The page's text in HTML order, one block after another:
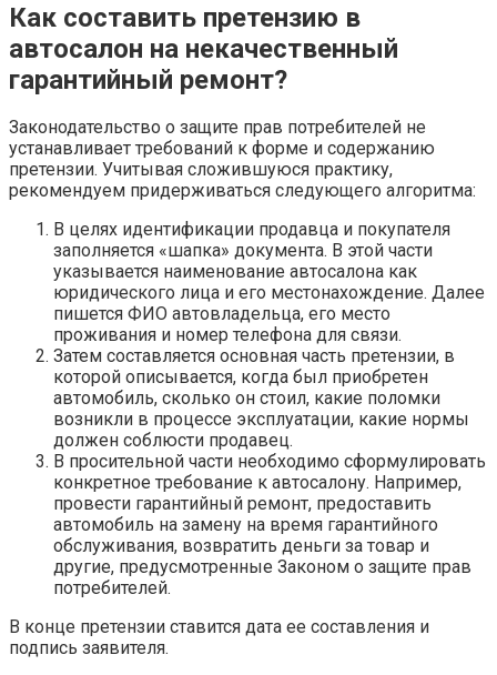
Как составить претензию в
автосалон на некачественный
гарантийный ремонт?
Законодательство о защите прав потребителей не
устанавливает требований к форме и содержанию
претензии. Учитывая сложившуюся практику,
рекомендуем придерживаться следующего алгоритма:
В целях идентификации продавца и покупателя
заполняется «шапка» документа. В этой части
указывается наименование автосалона как
юридического лица и его местонахождение. Далее
пишется ФИО автовладельца, его место
проживания и номер телефона для связи.
Затем составляется основная часть претензии, в
которой описывается, когда был приобретен
автомобиль, сколько он стоил, какие поломки
возникли в процессе эксплуатации, какие нормы
должен соблюсти продавец.
В просительной части необходимо сформулировать
конкретное требование к автосалону. Например,
провести гарантийный ремонт, предоставить
автомобиль на замену на время гарантийного
обслуживания, возвратить деньги за товар и
другие, предусмотренные Законом о защите прав
потребителей.
В конце претензии ставится дата ее составления и
подпись заявителя.